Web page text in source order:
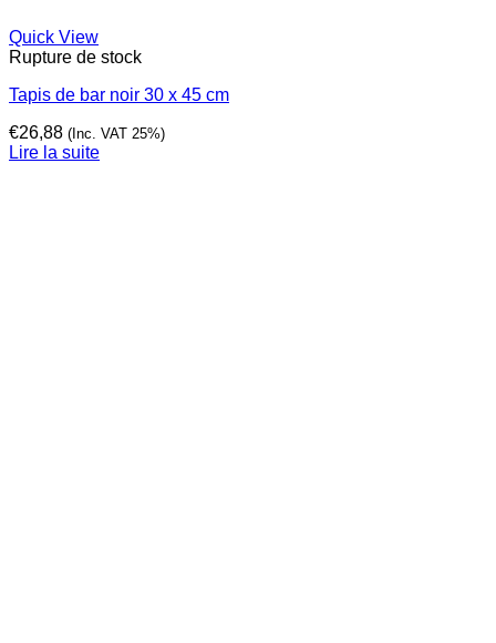
Quick View
Rupture de stock
Tapis de bar noir 30 x 45 cm
€26,88 (Inc. VAT 25%)
Lire la suite